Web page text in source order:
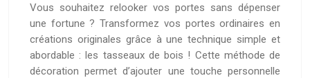
Vous souhaitez relooker vos portes sans dépenser
une fortune ? Transformez vos portes ordinaires en
créations originales grâce à une technique simple et
abordable : les tasseaux de bois ! Cette méthode de
décoration permet d’ajouter une touche personnelle